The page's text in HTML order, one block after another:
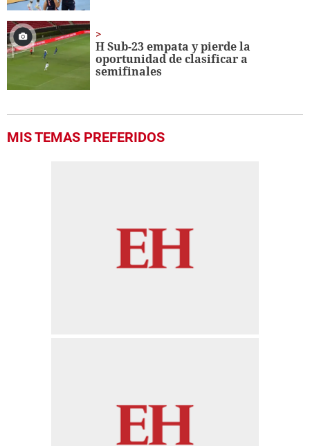
H Sub-23 empata y pierde la
oportunidad de clasificar a
semifinales
MIS TEMAS PREFERIDOS